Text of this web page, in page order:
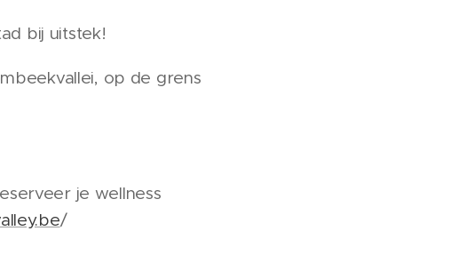
bij uitstek!
op de grens
je wellness
/